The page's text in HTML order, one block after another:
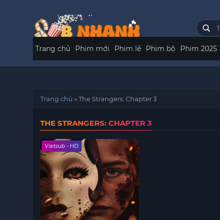
Trang chủ Phim mới Phim lẻ Phim bộ Phim 2025
Trang chủ »The Strangers: Chapter 3
THE STRANGERS: CHAPTER 3
Vietsub - HD